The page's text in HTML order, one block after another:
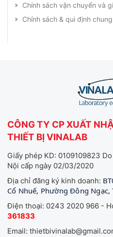
Chính sách vận chuyển và
Chính sách & qui định chung
CÔNG TY CP XUẤT
THIẾT BỊ VINALAB
Giấy phép KD: 0109109823
Nội cấp ngày 02/03/2020
Địa chỉ đăng ký kinh doanh:
Cổ Nhuế, Phường Đông
Điện thoại: 0243 2020 966 -
361833
Email: